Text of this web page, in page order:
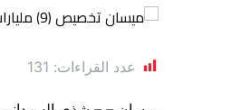
عدد القراءات: 131